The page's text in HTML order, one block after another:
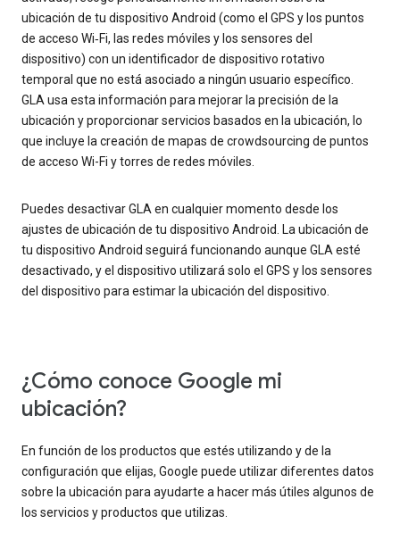
ubicación de tu dispositivo Android (como el GPS y los puntos
de acceso Wi‐Fi, las redes móviles y los sensores del
dispositivo) con un identificador de dispositivo rotativo
temporal que no está asociado a ningún usuario específico.
GLA usa esta información para mejorar la precisión de la
ubicación y proporcionar servicios basados en la ubicación, lo
que incluye la creación de mapas de crowdsourcing de puntos
de acceso Wi-Fi y torres de redes móviles.
Puedes desactivar GLA en cualquier momento desde los
ajustes de ubicación de tu dispositivo Android. La ubicación de
tu dispositivo Android seguirá funcionando aunque GLA esté
desactivado, y el dispositivo utilizará solo el GPS y los sensores
del dispositivo para estimar la ubicación del dispositivo.
¿Cómo conoce Google mi
ubicación?
En función de los productos que estés utilizando y de la
configuración que elijas, Google puede utilizar diferentes datos
sobre la ubicación para ayudarte a hacer más útiles algunos de
los servicios y productos que utilizas.